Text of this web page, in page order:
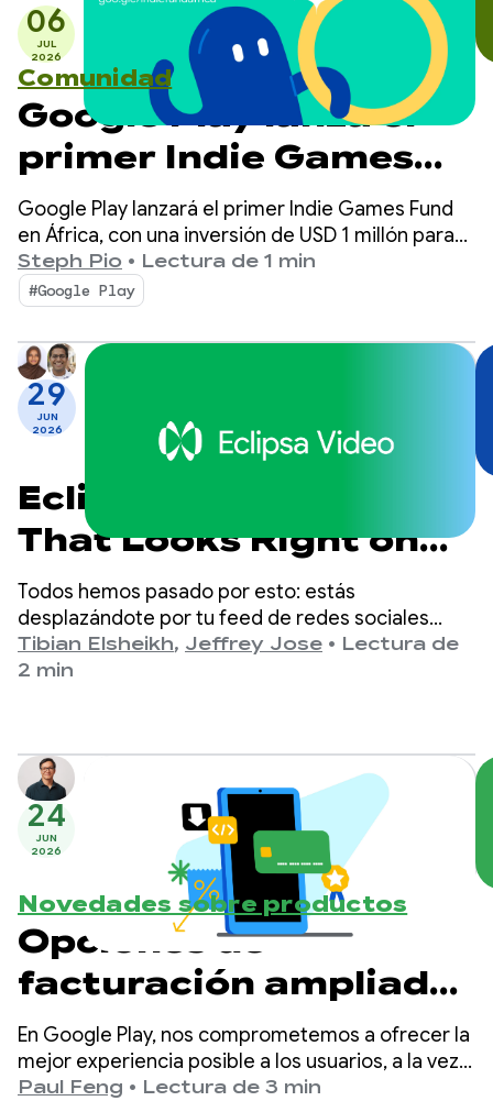
06
JUL
2026
Comunidad
Google Play lanza el
primer Indie Games
Fund en África
Google Play lanzará el primer Indie Games Fund
en África, con una inversión de USD 1 millón para
potenciar a 10 estudios de juegos indie en el
África subsahariana.
Steph Pio • Lectura de 1 min
#Google Play
29
JUN
2026
Eclipsa Video: HDR
That Looks Right on
Every Screen(Eclipsa
Video: HDR que se ve
bien en todas las
Todos hemos pasado por esto: estás
desplazándote por tu feed de redes sociales
favorito en una habitación con poca luz y, de
repente, aparece un video HDR. Es tan brillante
para leer el subtítulo.
Tibian Elsheikh, Jeffrey Jose • Lectura de
2 min
24
JUN
2026
Novedades sobre productos
Opciones de
facturación ampliadas
y comisiones más
bajas en Google Play
En Google Play, nos comprometemos a ofrecer la
mejor experiencia posible a los usuarios, a la vez
que garantizamos que los desarrolladores tengan
Paul Feng • Lectura de 3 min